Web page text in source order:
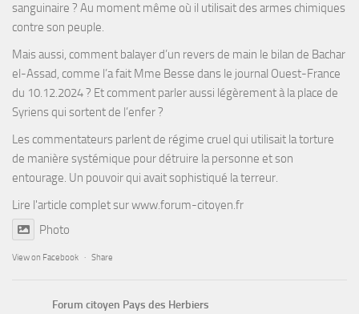
sanguinaire ? Au moment même où il utilisait des armes chimiques
contre son peuple.
Mais aussi, comment balayer d’un revers de main le bilan de Bachar
el-Assad, comme l’a fait Mme Besse dans le journal Ouest-France
du 10.12.2024 ? Et comment parler aussi légèrement à la place de
Syriens qui sortent de l’enfer ?
Les commentateurs parlent de régime cruel qui utilisait la torture
de manière systémique pour détruire la personne et son
entourage. Un pouvoir qui avait sophistiqué la terreur.
Lire l'article complet surwww.forum-citoyen.fr
Photo
View on Facebook · Share
Forum citoyen Pays des Herbiers